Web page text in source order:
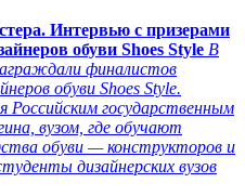
Интервью с призерами
обуви Shoes Style В
финалистов
обуви Shoes Style.
Российским государственным
вузом, где обучают
обуви — конструкторов и
дизайнерских вузов